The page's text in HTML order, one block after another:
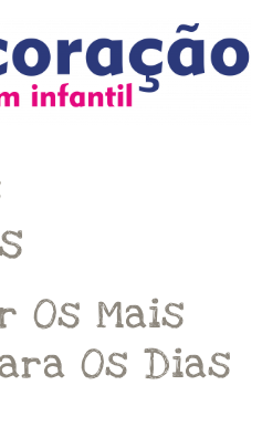
Os Mais
Os Dias